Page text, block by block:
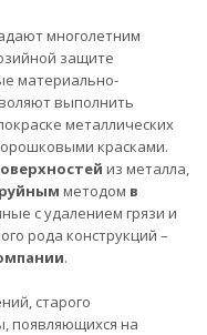
многолетним
защите
материально-
выполнить
металлических
красками.
из металла,
методом в
с удалением грязи и
рода конструкций –
.
старого
появляющихся на